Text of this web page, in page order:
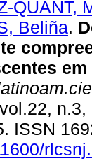
QUANT,
Beliña.
n.3,
ISSN